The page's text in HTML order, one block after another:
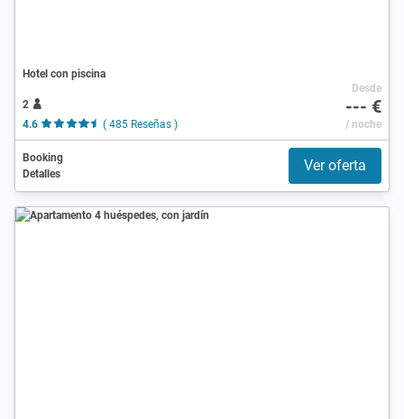
Hotel con piscina
2
4.6
( 485 Reseñas )
Desde
--- €
/ noche
Booking
Detalles
Ver oferta